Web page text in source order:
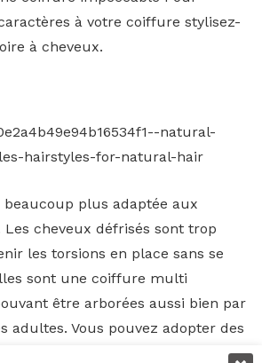
à votre coiffure stylisez-
à cheveux.
beaucoup plus adaptée aux
cheveux défrisés sont trop
les torsions en place sans se
sont une coiffure multi
être arborées aussi bien par
adultes. Vous pouvez adopter des
vanilles, qui sont aussi très